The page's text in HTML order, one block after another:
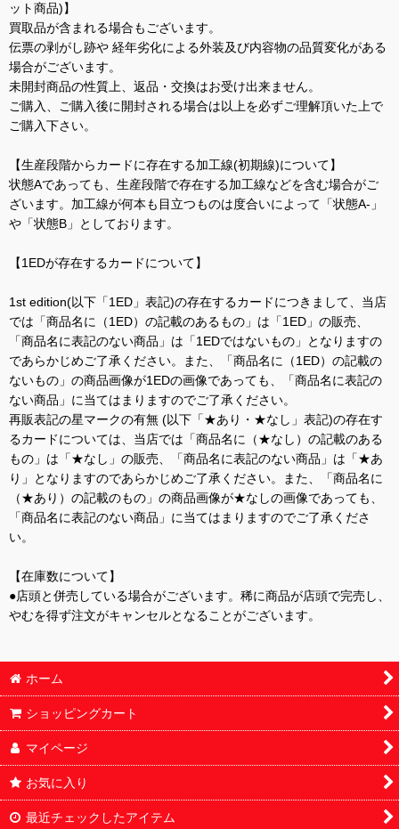
ット商品)】
買取品が含まれる場合もございます。
伝票の剥がし跡や 経年劣化による外装及び内容物の品質変化がある
場合がございます。
未開封商品の性質上、返品・交換はお受け出来ません。
ご購入、ご購入後に開封される場合は以上を必ずご理解頂いた上で
ご購入下さい。
【生産段階からカードに存在する加工線(初期線)について】
状態Aであっても、生産段階で存在する加工線などを含む場合がご
ざいます。加工線が何本も目立つものは度合いによって「状態A-」
や「状態B」としております。
【1EDが存在するカードについて】
1st edition(以下「1ED」表記)の存在するカードにつきまして、当店
では「商品名に（1ED）の記載のあるもの」は「1ED」の販売、
「商品名に表記のない商品」は「1EDではないもの」となりますの
であらかじめご了承ください。また、「商品名に（1ED）の記載の
ないもの」の商品画像が1EDの画像であっても、「商品名に表記の
ない商品」に当てはまりますのでご了承ください。
再販表記の星マークの有無 (以下「★あり・★なし」表記)の存在す
るカードについては、当店では「商品名に（★なし）の記載のある
もの」は「★なし」の販売、「商品名に表記のない商品」は「★あ
り」となりますのであらかじめご了承ください。また、「商品名に
（★あり）の記載のもの」の商品画像が★なしの画像であっても、
「商品名に表記のない商品」に当てはまりますのでご了承くださ
い。
【在庫数について】
●店頭と併売している場合がございます。稀に商品が店頭で完売し、
やむを得ず注文がキャンセルとなることがございます。
ホーム
ショッピングカート
マイページ
お気に入り
最近チェックしたアイテム